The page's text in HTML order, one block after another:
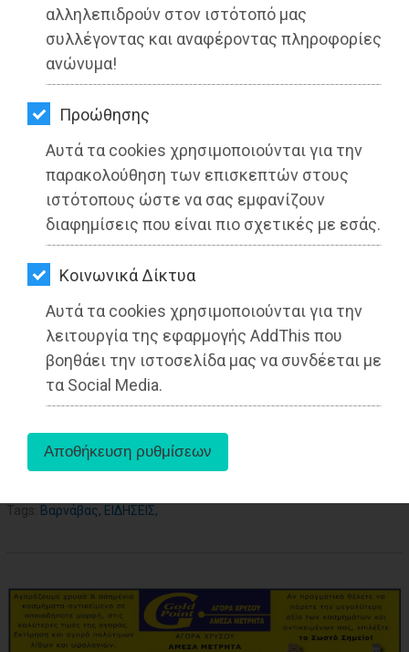
αλληλεπιδρούν στον ιστότοπό μας
συλλέγοντας και αναφέροντας πληροφορίες
ανώνυμα!
Προώθησης
Αυτά τα cookies χρησιμοποιούνται για την
παρακολούθηση των επισκεπτών στους
ιστότοπους ώστε να σας εμφανίζουν
διαφημίσεις που είναι πιο σχετικές με εσάς.
Kοινωνικά Δίκτυα
Αυτά τα cookies χρησιμοποιούνται για την
λειτουργία της εφαρμογής AddThis που
βοηθάει την ιστοσελίδα μας να συνδέεται με
τα Social Media.
ΕΞΟΔΟΣ
ΠΕΡΙΒΑΛΛΟΝ
ΚΑΤΟΙΚΙΔΙΟ
ΑΓΓΕΛΙΕΣ
ΕΦΗΜΕΡΙΔΕΣ
OΔΗΓΟΣ
ΑΓΟΡΑΣ
ΨΙΘΥΡΟΙ
ΑΠΟΣΤΟΛΗ
ΑΡΘΡΩΝ
Νέα αποχετευτικά έργα ομβρίων για
την Kοινότητα Βαρνάβα
03-03-2022
Από την Ειρήνη Δελακά
aboutus
Tags: Βαρνάβας, ΕΙΔΗΣΕΙΣ,